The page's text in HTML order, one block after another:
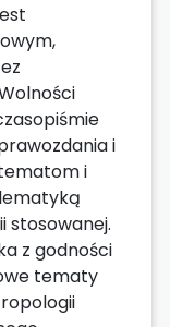
i
i
stosowanej.
z godności
tematy